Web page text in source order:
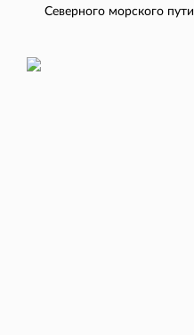
Северного морского пути